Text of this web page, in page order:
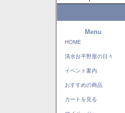
Menu
HOME
清水台平野屋の日々
イベント案内
おすすめの商品
カートを見る